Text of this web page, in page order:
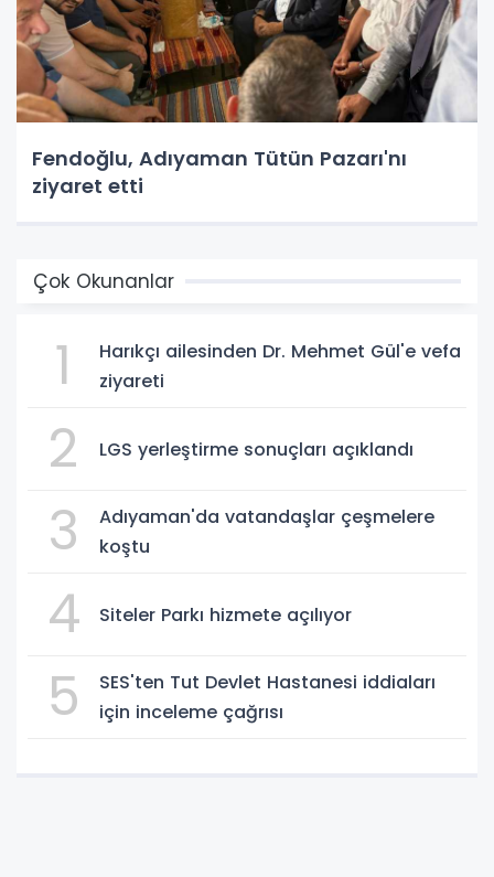
Fendoğlu, Adıyaman Tütün Pazarı'nı
ziyaret etti
Çok Okunanlar
1
Harıkçı ailesinden Dr. Mehmet Gül'e vefa
ziyareti
2 LGS yerleştirme sonuçları açıklandı
3
Adıyaman'da vatandaşlar çeşmelere
koştu
4 Siteler Parkı hizmete açılıyor
5
SES'ten Tut Devlet Hastanesi iddiaları
için inceleme çağrısı